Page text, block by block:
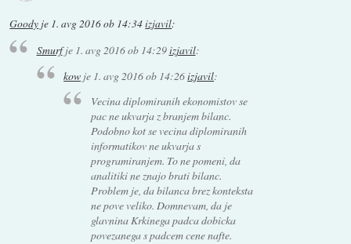
Goody je 1. avg 2016 ob 14:34izjavil:
Smurfje 1. avg 2016 ob 14:29izjavil:
kow je 1. avg 2016 ob 14:26izjavil:
Vecina diplomiranih ekonomistov se
pac ne ukvarja z branjem bilanc.
Podobno kot se vecina diplomiranih
informatikov ne ukvarja s
programiranjem. To ne pomeni, da
analitiki ne znajo brati bilanc.
Problem je, da bilanca brez konteksta
ne pove veliko. Domnevam, da je
glavnina Krkinega padca dobicka
povezanega s padcem cene nafte.